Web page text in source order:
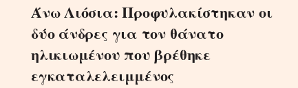
Άνω Λιόσια: Προφυλακίστηκαν οι
δύο άνδρες για τον θάνατο
ηλικιωμένου που βρέθηκε
εγκαταλελειμμένος